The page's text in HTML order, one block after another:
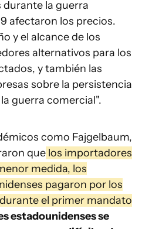
la guerra
afectaron los precios.
y el alcance de los
alternativos para los
y también las
sobre la persistencia
guerra comercial".
como Fajgelbaum,
que los importadores
medida, los
pagaron por los
el primer mandato
estadounidenses se